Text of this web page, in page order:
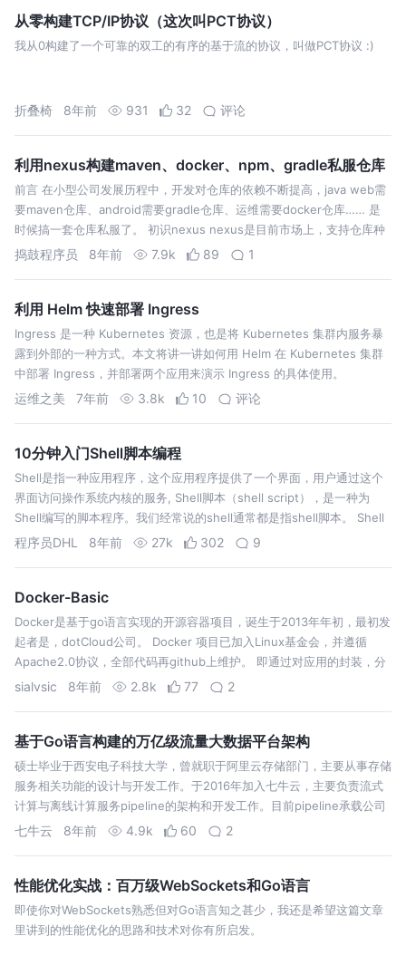
从零构建TCP/IP协议（这次叫PCT协议）
我从0构建了一个可靠的双工的有序的基于流的协议，叫做PCT协议 :)
折叠椅 8年前 931 32 评论
利用nexus构建maven、docker、npm、gradle私服仓库
前言 在小型公司发展历程中，开发对仓库的依赖不断提高，java web需
要maven仓库、android需要gradle仓库、运维需要docker仓库…… 是
时候搞一套仓库私服了。 初识nexus nexus是目前市场上，支持仓库种
类最多，用户群体最大的一个仓库平台，上述所有的仓…
捣鼓程序员 8年前 7.9k 89 1
利用 Helm 快速部署 Ingress
Ingress 是一种 Kubernetes 资源，也是将 Kubernetes 集群内服务暴
露到外部的一种方式。本文将讲一讲如何用 Helm 在 Kubernetes 集群
中部署 Ingress，并部署两个应用来演示 Ingress 的具体使用。
运维之美 7年前 3.8k 10 评论
10分钟入门Shell脚本编程
Shell是指一种应用程序，这个应用程序提供了一个界面，用户通过这个
界面访问操作系统内核的服务, Shell脚本（shell script），是一种为
Shell编写的脚本程序。我们经常说的shell通常都是指shell脚本。 Shell
跟java、php、Python编程一样，…
程序员DHL 8年前 27k 302 9
Docker-Basic
Docker是基于go语言实现的开源容器项目，诞生于2013年年初，最初发
起者是，dotCloud公司。 Docker 项目已加入Linux基金会，并遵循
Apache2.0协议，全部代码再github上维护。 即通过对应用的封装，分
发，布署，运行生命周期进行管理，达到应用组件一…
sialvsic 8年前 2.8k 77 2
基于Go语言构建的万亿级流量大数据平台架构
硕士毕业于西安电子科技大学，曾就职于阿里云存储部门，主要从事存储
服务相关功能的设计与开发工作。于2016年加入七牛云，主要负责流式
计算与离线计算服务pipeline的架构和开发工作。目前pipeline承载公司
每天超过千亿、超过百TB的数据处理。 今天的分享主要围绕七牛在最近
七牛云 8年前 4.9k 60 2
性能优化实战：百万级WebSockets和Go语言
即使你对WebSockets熟悉但对Go语言知之甚少，我还是希望这篇文章
里讲到的性能优化的思路和技术对你有所启发。